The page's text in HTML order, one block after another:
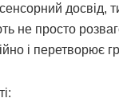
не просто
і перетворює